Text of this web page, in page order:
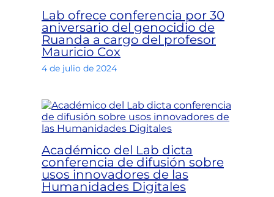
Lab ofrece conferencia por 30
aniversario del genocidio de
Ruanda a cargo del profesor
Mauricio Cox
4 de julio de 2024
Académico del Lab dicta
conferencia de difusión sobre
usos innovadores de las
Humanidades Digitales